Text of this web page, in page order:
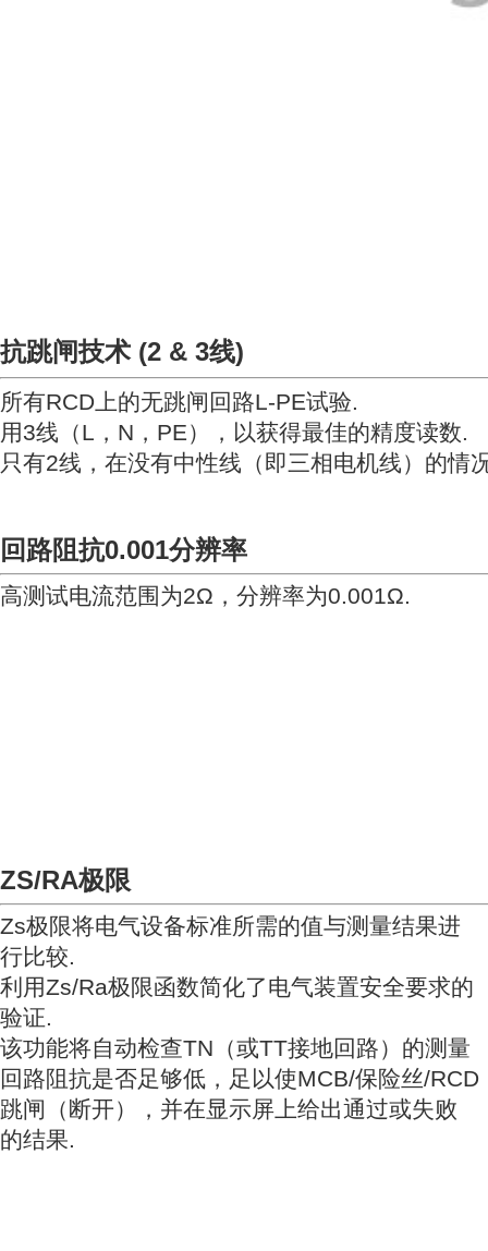
抗跳闸技术 (2 & 3线)
所有RCD上的无跳闸回路L-PE试验.
用3线（L，N，PE），以获得最佳的精度读数.
只有2线，在没有中性线（即三相电机线）的情
回路阻抗0.001分辨率
高测试电流范围为2Ω，分辨率为0.001Ω.
ZS/RA极限
Zs极限将电气设备标准所需的值与测量结果进
行比较.
利用Zs/Ra极限函数简化了电气装置安全要求的
验证.
该功能将自动检查TN（或TT接地回路）的测量
回路阻抗是否足够低，足以使MCB/保险丝/RCD
跳闸（断开），并在显示屏上给出通过或失败
的结果.